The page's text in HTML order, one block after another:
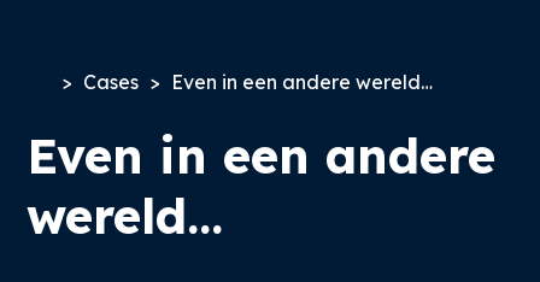
> Cases > Even in een andere wereld…
Even in een andere
wereld…